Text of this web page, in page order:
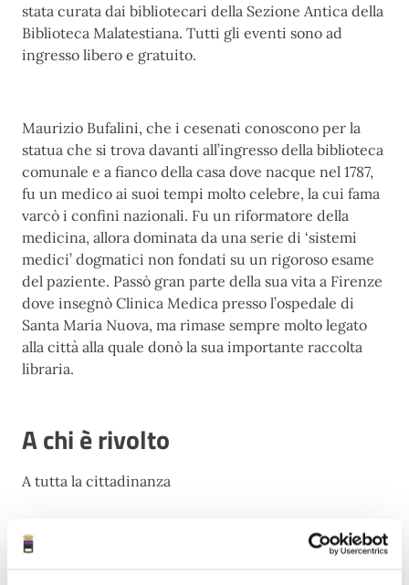
stata curata dai bibliotecari della Sezione Antica della
Biblioteca Malatestiana. Tutti gli eventi sono ad
ingresso libero e gratuito.
Maurizio Bufalini, che i cesenati conoscono per la
statua che si trova davanti all’ingresso della biblioteca
comunale e a fianco della casa dove nacque nel 1787,
fu un medico ai suoi tempi molto celebre, la cui fama
varcò i confini nazionali. Fu un riformatore della
medicina, allora dominata da una serie di ‘sistemi
medici’ dogmatici non fondati su un rigoroso esame
del paziente. Passò gran parte della sua vita a Firenze
dove insegnò Clinica Medica presso l’ospedale di
Santa Maria Nuova, ma rimase sempre molto legato
alla città alla quale donò la sua importante raccolta
libraria.
A chi è rivolto
A tutta la cittadinanza
Date e orari